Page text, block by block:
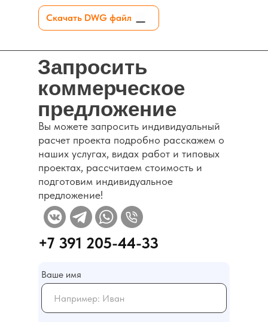
Скачать DWG файл
Запросить
коммерческое
предложение
Ваше имя
Вы можете запросить индивидуальный
расчет проекта подробно расскажем о
наших услугах, видах работ и типовых
проектах, рассчитаем стоимость и
подготовим индивидуальное
предложение!
+7 391 205-44-33
Каталог